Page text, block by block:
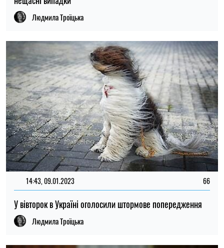
Людмила Троїцька
14:43, 09.01.2023 66
У вівторок в Україні оголосили штормове попередження
Людмила Троїцька